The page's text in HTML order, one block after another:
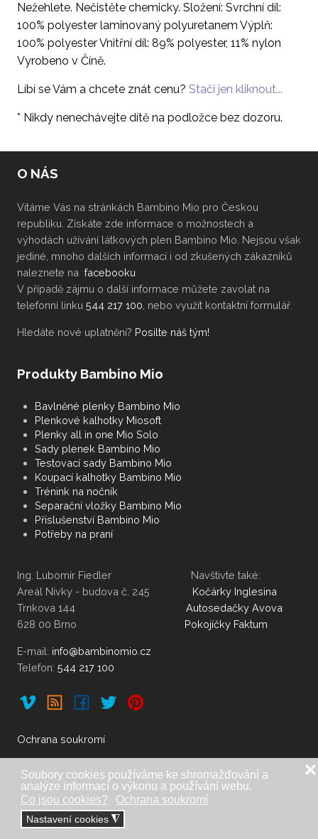
Soubory cookies používáme ke shromažďování a
analýze informací o výkonu a používání webu.
Co jsou cookies?
Ochrana soukromí
Nastavení cookies ◮
❌
Nežehlete. Nečistěte chemicky. Složení: Svrchní díl:
100% polyester laminovaný polyuretanem Výplň:
100% polyester Vnitřní díl: 89% polyester, 11% nylon
Vyrobeno v Číně.
Líbí se Vám a chcete znát cenu? Stačí jen kliknout...
* Nikdy nenechávejte dítě na podložce bez dozoru.
O NÁS
Vítáme Vás na stránkách Bambino Mio pro Českou
republiku. Získáte zde informace o možnostech a
výhodách užívání látkových plen Bambino Mio. Nejsou však
jediné, mnoho dalších informací i od zkušených zákazníků
naleznete na facebooku
V případě zájmu o další informace můžete zavolat na
telefonní linku 544 217 100 , nebo využít kontaktní formulář.
Hledáte nové uplatnění? Posilte náš tým!
Produkty Bambino Mio
Bavlněné plenky Bambino Mio
Plenkové kalhotky Miosoft
Plenky all in one Mio Solo
Sady plenek Bambino Mio
Testovací sady Bambino Mio
Koupací kalhotky Bambino Mio
Trénink na nočník
Separační vložky Bambino Mio
Příslušenství Bambino Mio
Potřeby na praní
Ing. Lubomír Fiedler Navštivte také:
Areál Nivky - budova č. 245 Kočárky Inglesina
Trnkova 144 Autosedačky Avova
628 00 Brno Pokojíčky Faktum
E-mail:
Telefon: 544 217 100
Ochrana soukromí
Dovoz, distribuce a copyright: Ing. Lubomír Fiedler, Brno. |
Telefon:548 212 335
100|